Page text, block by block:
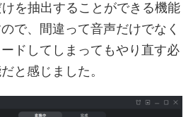
を抽出することができる機能
で、間違って音声だけでなく
ドしてしまってもやり直す必
と感じました。